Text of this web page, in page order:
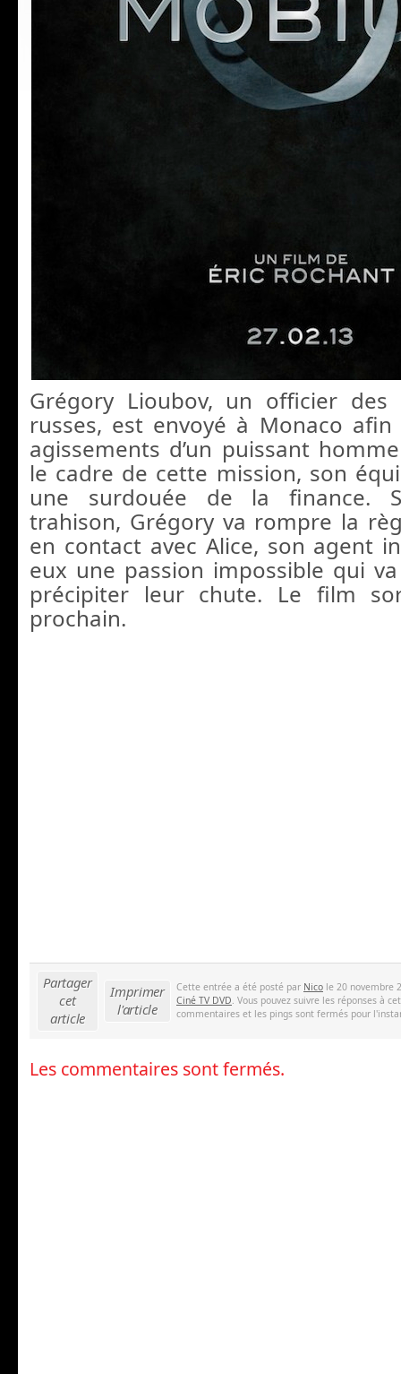
Grégory Lioubov, un officier des
russes, est envoyé à Monaco
agissements d’un puissant
le cadre de cette mission, son
une surdouée de la finance.
trahison, Grégory va rompre la
en contact avec Alice, son agent
eux une passion impossible qui
précipiter leur chute. Le film
prochain.
Partager
cet
article
Imprimer
l'article
Cette entrée a été posté par Nico le 20 novembre
Ciné TV DVD. Vous pouvez suivre les réponses à
commentaires et les pings sont fermés pour
Les commentaires sont fermés.